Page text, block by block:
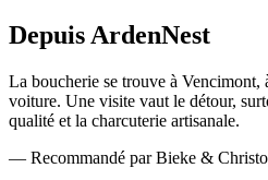
Depuis ArdenNest
La boucherie se trouve à Vencimont,
voiture. Une visite vaut le détour,
qualité et la charcuterie artisanale.
— Recommandé par Bieke &